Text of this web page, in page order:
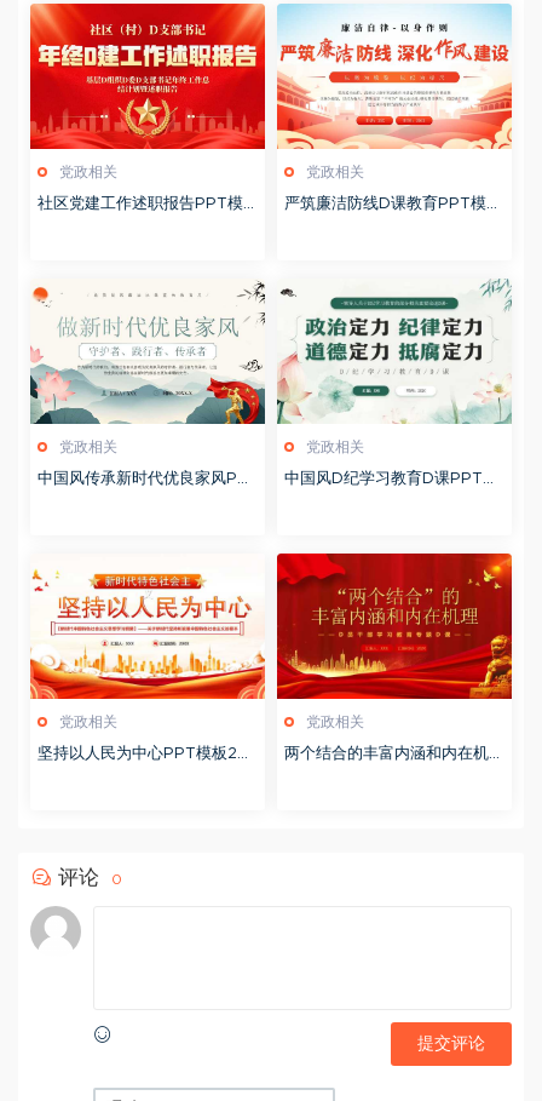
党政相关
社区党建工作述职报告PPT模
党政相关
严筑廉洁防线D课教育PPT模板
党政相关
中国风传承新时代优良家风PP
党政相关
中国风D纪学习教育D课PPT模
党政相关
坚持以人民为中心PPT模板20
党政相关
两个结合的丰富内涵和内在机理
评论 0
提交评论